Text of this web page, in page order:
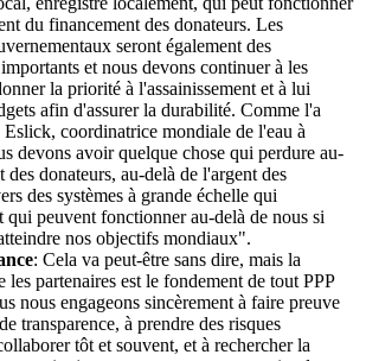
du financement des donateurs. Les
seront également des
et nous devons continuer à les
la priorité à l'assainissement et à lui
afin d'assurer la durabilité. Comme l'a
coordinatrice mondiale de l'eau à
devons avoir quelque chose qui perdure au-
des donateurs, au-delà de l'argent des
des systèmes à grande échelle qui
qui peuvent fonctionner au-delà de nous si
nos objectifs mondiaux".
: Cela va peut-être sans dire, mais la
les partenaires est le fondement de tout PPP
nous engageons sincèrement à faire preuve
transparence, à prendre des risques
tôt et souvent, et à rechercher la